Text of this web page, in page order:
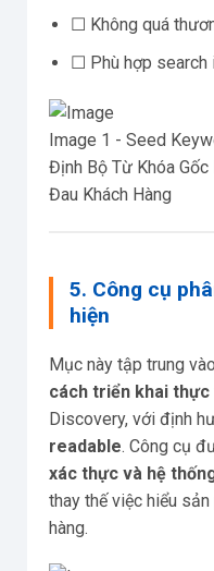
☐ Không quá
☐ Phù hợp search
Image 1 - Seed
Định Bộ Từ Khóa
Đau Khách Hàng
5. Công cụ
hiện
Mục này tập trung vào
cách triển khai thực
Discovery, với định
readable. Công cụ
xác thực và hệ
thay thế việc hiểu
hàng.